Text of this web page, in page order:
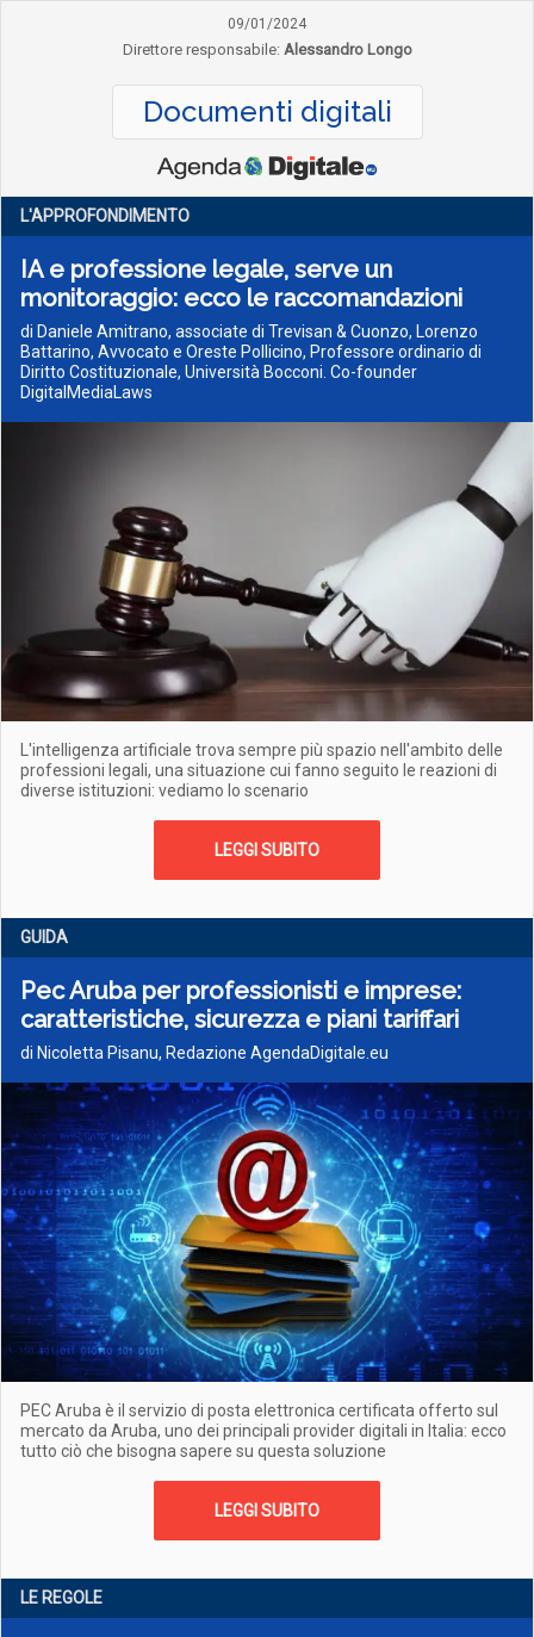
09/01/2024
Direttore responsabile: Alessandro Longo
Documenti digitali
L'APPROFONDIMENTO
IA e professione legale, serve un
monitoraggio: ecco le raccomandazioni
di Daniele Amitrano, associate di Trevisan & Cuonzo, Lorenzo
Battarino, Avvocato e Oreste Pollicino, Professore ordinario di
Diritto Costituzionale, Università Bocconi. Co-founder
DigitalMediaLaws
L'intelligenza artificiale trova sempre più spazio nell'ambito delle
professioni legali, una situazione cui fanno seguito le reazioni di
diverse istituzioni: vediamo lo scenario
LEGGI SUBITO
GUIDA
Pec Aruba per professionisti e imprese:
caratteristiche, sicurezza e piani tariffari
di Nicoletta Pisanu, Redazione AgendaDigitale.eu
PEC Aruba è il servizio di posta elettronica certificata offerto sul
mercato da Aruba, uno dei principali provider digitali in Italia: ecco
tutto ciò che bisogna sapere su questa soluzione
LEGGI SUBITO
LE REGOLE